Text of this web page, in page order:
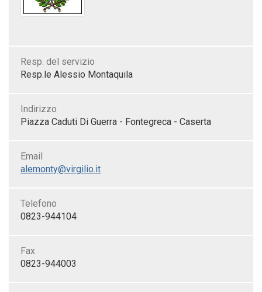
Resp. del servizio
Resp.le Alessio Montaquila
Indirizzo
Piazza Caduti Di Guerra - Fontegreca - Caserta
Email
alemonty@virgilio.it
Telefono
0823-944104
Fax
0823-944003